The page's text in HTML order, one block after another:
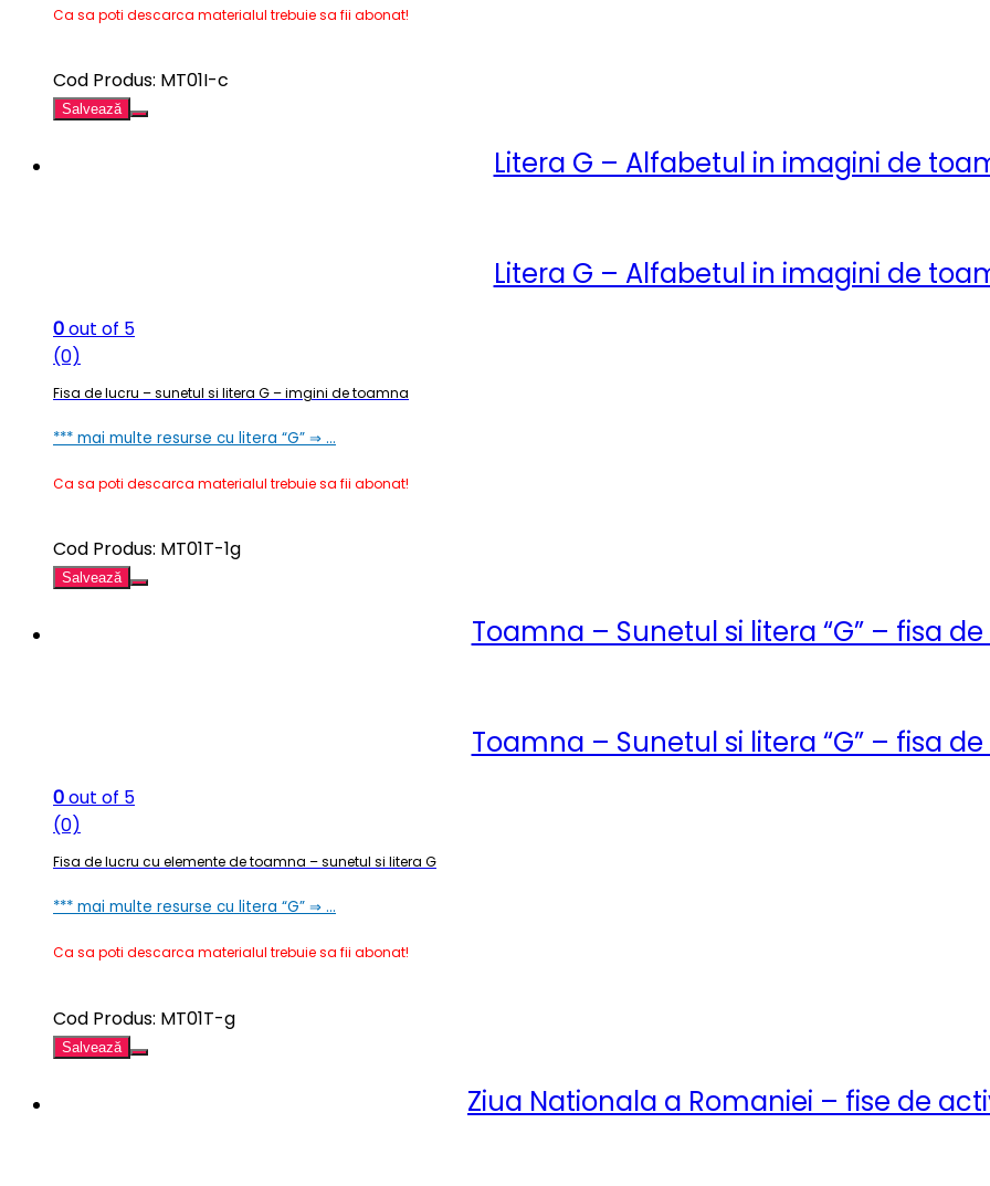
Ca sa poti descarca materialul trebuie sa fii abonat!
Cod Produs: MT01I-c
Salvează
Litera G – Alfabetul in imagini de
Litera G – Alfabetul in imagini de
0out of 5
(0)
Fisa de lucru – sunetul si litera G – imgini de toamna
*** mai multe resurse cu litera “G” ⇒ …
Ca sa poti descarca materialul trebuie sa fii abonat!
Cod Produs: MT01T-1g
Salvează
Toamna – Sunetul si litera “G” – fisa
Toamna – Sunetul si litera “G” – fisa
0out of 5
(0)
Fisa de lucru cu elemente de toamna – sunetul si litera G
*** mai multe resurse cu litera “G” ⇒ …
Ca sa poti descarca materialul trebuie sa fii abonat!
Cod Produs: MT01T-g
Salvează
Ziua Nationala a Romaniei – fise de